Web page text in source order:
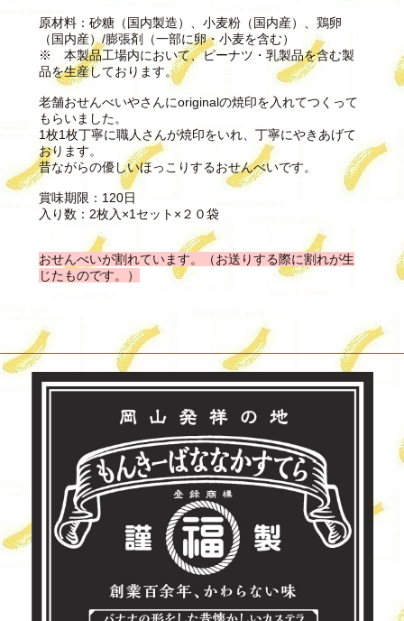
原材料：砂糖（国内製造）、小麦粉（国内産）、鶏卵
（国内産）/膨張剤（一部に卵・小麦を含む）
※ 本製品工場内において、ピーナツ・乳製品を含む製
品を生産しております。
老舗おせんべいやさんにoriginalの焼印を入れてつくって
もらいました。
1枚1枚丁寧に職人さんが焼印をいれ、丁寧にやきあげて
おります。
昔ながらの優しいほっこりするおせんべいです。
賞味期限：120日
入り数：2枚入×1セット×２０袋
おせんべいが割れています。（お送りする際に割れが生
じたものです。）